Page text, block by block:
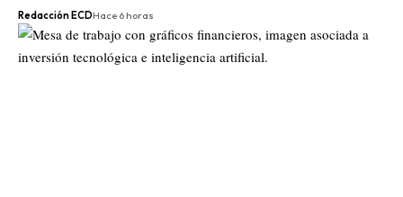
Redacción ECDHace 6 horas